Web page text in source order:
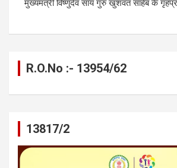
मुख्यमंत्री विष्णुदेव साय गुरु खुशवंत साहेब के
R.O.No :- 13954/62
13817/2